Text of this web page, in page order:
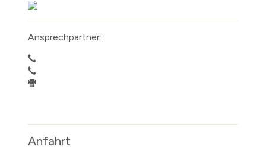
Ansprechpartner:
Anfahrt